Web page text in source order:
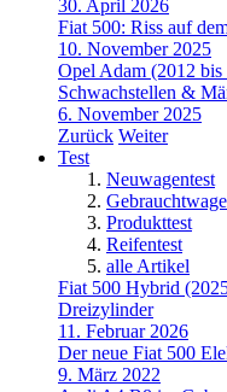
30. April 2026
Fiat 500: Riss auf
10. November 2025
Opel Adam (2012
Schwachstellen &
6. November 2025
Zurück Weiter
Test
Neuwagentest
Produkttest
Reifentest
alle Artikel
Fiat 500 Hybrid
Dreizylinder
11. Februar 2026
Der neue Fiat 500
9. März 2022